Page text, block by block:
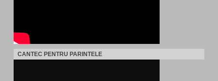
CANTEC PENTRU PARINTELE